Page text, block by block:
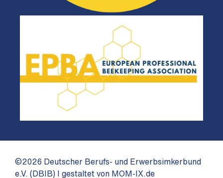
©2026 Deutscher Berufs- und Erwerbsimkerbund
e.V. (DBIB) I gestaltet von MOM-IX.de